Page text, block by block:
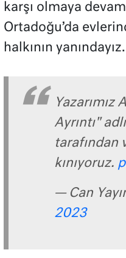
karşı olmaya
Ortadoğu’da
halkının yanındayız.
Ayrıntı"
tarafından
kınıyoruz.
— Can
2023